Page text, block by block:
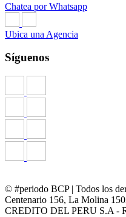
Chatea por Whatsapp
Ubica una Agencia
Síguenos
© #periodo BCP | Todos los
Centenario 156, La Molina
CREDITO DEL PERU S.A -